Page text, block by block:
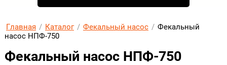
Главная / Каталог / Фекальный насос / Фекальный
насос НПФ-750
Фекальный насос НПФ-750